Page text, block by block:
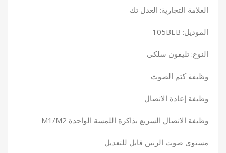
العلامة التجارية: العدل تك
الموديل: 105BEB
النوع: تليفون سلكى
وظيفة كتم الصوت
وظيفة إعادة الاتصال
وظيفة الاتصال السريع بذاكرة اللمسة الواحدة M1/M2
مستوى صوت الرنين قابل للتعديل